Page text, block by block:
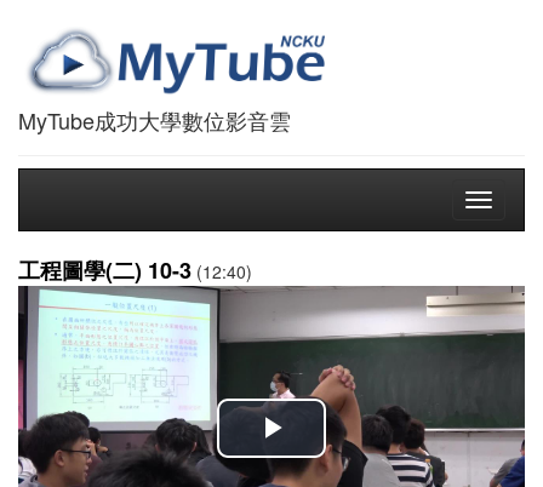
MyTube成功大學數位影音雲
Toggle
工程圖學(二) 10-3 (12:40)
播